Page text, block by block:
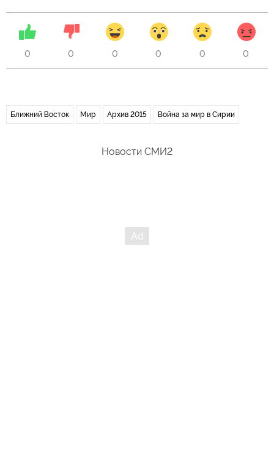
0 0 0 0 0 0
Ближний Восток Мир Архив 2015 Война за мир в Сирии
Новости СМИ2